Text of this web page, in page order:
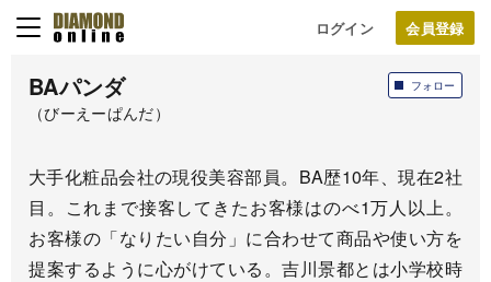
ログイン
フォロー
BAパンダ
（びーえーぱんだ）
大手化粧品会社の現役美容部員。BA歴10年、現在2社
目。これまで接客してきたお客様はのべ1万人以上。
お客様の「なりたい自分」に合わせて商品や使い方を
提案するように心がけている。吉川景都とは小学校時